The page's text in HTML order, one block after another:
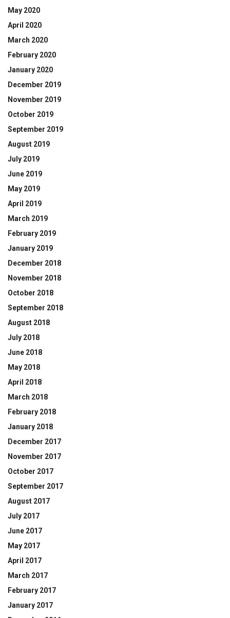
May 2020
April 2020
March 2020
February 2020
January 2020
December 2019
November 2019
October 2019
September 2019
August 2019
July 2019
June 2019
May 2019
April 2019
March 2019
February 2019
January 2019
December 2018
November 2018
October 2018
September 2018
August 2018
July 2018
June 2018
May 2018
April 2018
March 2018
February 2018
January 2018
December 2017
November 2017
October 2017
September 2017
August 2017
July 2017
June 2017
May 2017
April 2017
March 2017
February 2017
January 2017